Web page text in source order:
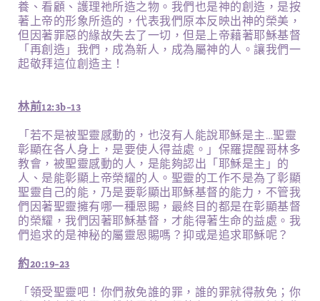
養、看顧、護理祂所造之物。我們也是神的創造，是按
著上帝的形象所造的，代表我們原本反映出神的榮美，
但因著罪惡的緣故失去了一切，但是上帝藉著耶穌基督
「再創造」我們，成為新人，成為屬神的人。讓我們一
起敬拜這位創造主！
林前12:3b-13
「若不是被聖靈感動的，也沒有人能說耶穌是主…聖靈
彰顯在各人身上，是要使人得益處。」保羅提醒哥林多
教會，被聖靈感動的人，是能夠認出「耶穌是主」的
人、是能彰顯上帝榮耀的人。聖靈的工作不是為了彰顯
聖靈自己的能，乃是要彰顯出耶穌基督的能力，不管我
們因著聖靈擁有哪一種恩賜，最終目的都是在彰顯基督
的榮耀，我們因著耶穌基督，才能得著生命的益處。我
們追求的是神秘的屬靈恩賜嗎？抑或是追求耶穌呢？
約20:19-23
「領受聖靈吧！你們赦免誰的罪，誰的罪就得赦免；你